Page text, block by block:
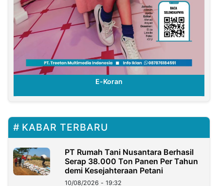
E-Koran
KABAR TERBARU
PT Rumah Tani Nusantara Berhasil
Serap 38.000 Ton Panen Per Tahun
demi Kesejahteraan Petani
10/08/2026 - 19:32